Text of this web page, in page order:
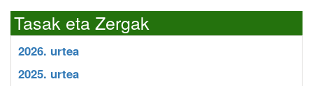
Tasak eta Zergak
2026. urtea
2025. urtea